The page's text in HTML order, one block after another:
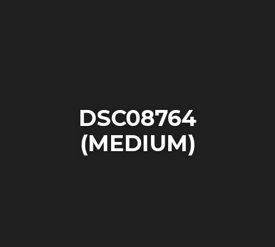
DSC08764
(MEDIUM)